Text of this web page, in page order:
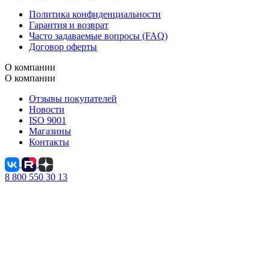
Политика конфиденциальности
Гарантия и возврат
Часто задаваемые вопросы (FAQ)
Договор оферты
О компании
О компании
Отзывы покупателей
Новости
ISO 9001
Магазины
Контакты
8 800 550 30 13